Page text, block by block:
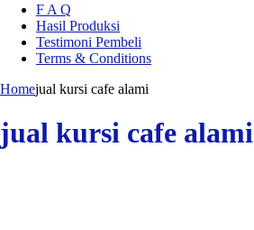
F A Q
Hasil Produksi
Testimoni Pembeli
Terms & Conditions
Homejual kursi cafe alami
jual kursi cafe alami